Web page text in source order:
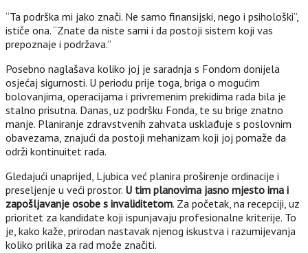
“Ta podrška mi jako znači. Ne samo finansijski, nego i psihološki”,
ističe ona. “Znate da niste sami i da postoji sistem koji vas
prepoznaje i podržava.”
Posebno naglašava koliko joj je saradnja s Fondom donijela
osjećaj sigurnosti. U periodu prije toga, briga o mogućim
bolovanjima, operacijama i privremenim prekidima rada bila je
stalno prisutna. Danas, uz podršku Fonda, te su brige znatno
manje. Planiranje zdravstvenih zahvata usklađuje s poslovnim
obavezama, znajući da postoji mehanizam koji joj pomaže da
održi kontinuitet rada.
Gledajući unaprijed, Ljubica već planira proširenje ordinacije i
preseljenje u veći prostor. U tim planovima jasno mjesto ima i
zapošljavanje osobe s invaliditetom. Za početak, na recepciji, uz
prioritet za kandidate koji ispunjavaju profesionalne kriterije. To
je, kako kaže, prirodan nastavak njenog iskustva i razumijevanja
koliko prilika za rad može značiti.